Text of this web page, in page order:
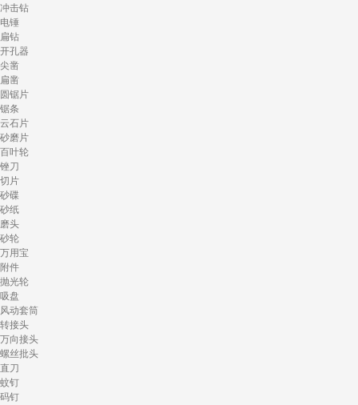
冲击钻
电锤
扁钻
开孔器
尖凿
扁凿
圆锯片
锯条
云石片
砂磨片
百叶轮
锉刀
切片
砂碟
砂纸
磨头
砂轮
万用宝
附件
抛光轮
吸盘
风动套筒
转接头
万向接头
螺丝批头
直刀
蚊钉
码钉